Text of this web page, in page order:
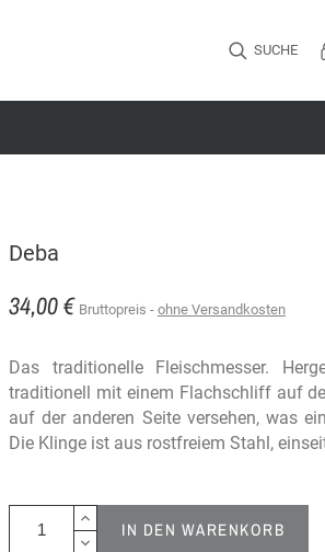
SUCHE
Deba
34,00 € Bruttopreis ohne Versandkosten
Das traditionelle Fleischmesser.
traditionell mit einem Flachschliff auf
auf der anderen Seite versehen, was
Die Klinge ist aus rostfreiem Stahl,
IN DEN WARENKORB